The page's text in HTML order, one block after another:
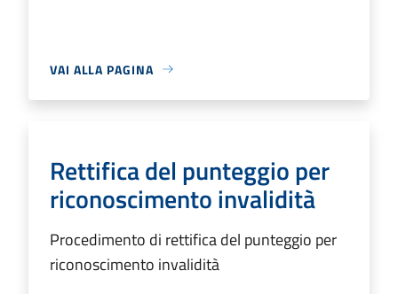
VAI ALLA PAGINA
Rettifica del punteggio per
riconoscimento invalidità
Procedimento di rettifica del punteggio per
riconoscimento invalidità